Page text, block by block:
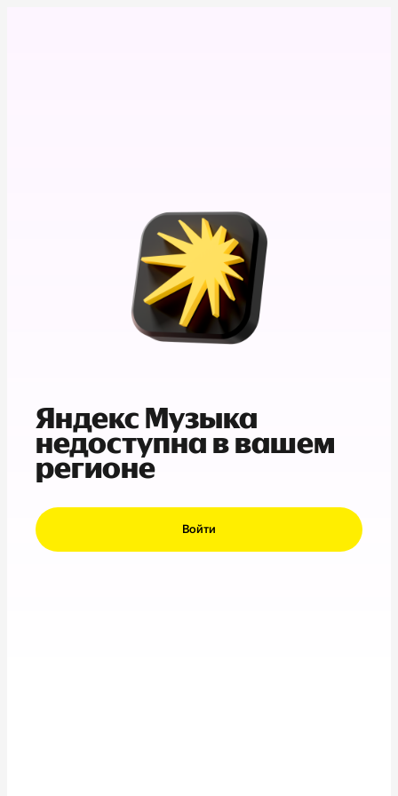
Яндекс Музыка
недоступна в вашем
регионе
Войти